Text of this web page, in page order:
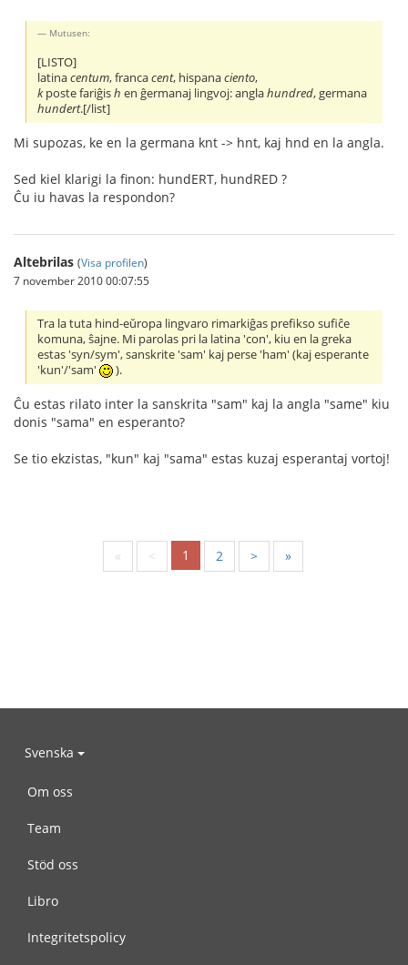
Mutusen:
[LISTO]
latinacentum, francacent, hispanaciento,
kposte fariĝish en ĝermanaj lingvoj: anglahundred, germana
hundert.[/list]
Mi supozas, ke en la germana knt -> hnt, kaj hnd en la angla.
Sed kiel klarigi la finon: hundERT, hundRED ?
Ĉu iu havas la respondon?
Altebrilas (Visa profilen)
7 november 2010 00:07:55
Tra la tuta hind-eŭropa lingvaro rimarkiĝas prefikso sufiĉe
komuna, ŝajne. Mi parolas pri la latina 'con', kiu en la greka
estas 'syn/sym', sanskrite 'sam' kaj perse 'ham' (kaj esperante
'kun'/'sam'
).
Ĉu estas rilato inter la sanskrita "sam" kaj la angla "same" kiu
donis "sama" en esperanto?
Se tio ekzistas, "kun" kaj "sama" estas kuzaj esperantaj vortoj!
« < 1 2 > »
Svenska
Om oss
Team
Stöd oss
Libro
Integritetspolicy